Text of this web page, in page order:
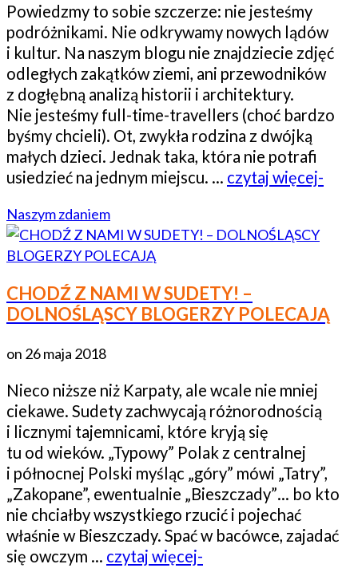
Powiedzmy to sobie szczerze: nie jesteśmy
podróżnikami. Nie odkrywamy nowych lądów
i kultur. Na naszym blogu nie znajdziecie zdjęć
odległych zakątków ziemi, ani przewodników
z dogłębną analizą historii i architektury.
Nie jesteśmy full-time-travellers (choć bardzo
byśmy chcieli). Ot, zwykła rodzina z dwójką
małych dzieci. Jednak taka, która nie potrafi
usiedzieć na jednym miejscu. … czytaj więcej-
Naszym zdaniem
CHODŹ Z NAMI W SUDETY! –
DOLNOŚLĄSCY BLOGERZY POLECAJĄ
on 26 maja 2018
Nieco niższe niż Karpaty, ale wcale nie mniej
ciekawe. Sudety zachwycają różnorodnością
i licznymi tajemnicami, które kryją się
tu od wieków. „Typowy” Polak z centralnej
i północnej Polski myśląc „góry” mówi „Tatry”,
„Zakopane”, ewentualnie „Bieszczady”… bo kto
nie chciałby wszystkiego rzucić i pojechać
właśnie w Bieszczady. Spać w bacówce, zajadać
się owczym … czytaj więcej-